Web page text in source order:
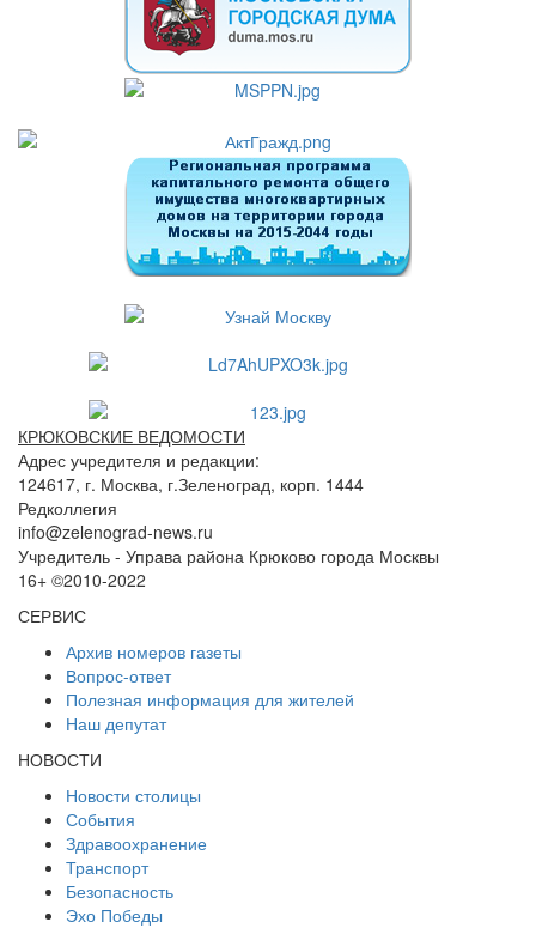
КРЮКОВСКИЕ ВЕДОМОСТИ
Адрес учредителя и редакции:
124617, г. Москва, г.Зеленоград, корп. 1444
Редколлегия
info@zelenograd-news.ru
Учредитель - Управа района Крюково города Москвы
16+ ©2010-2022
СЕРВИС
Архив номеров газеты
Вопрос-ответ
Полезная информация для жителей
Наш депутат
НОВОСТИ
Новости столицы
События
Здравоохранение
Транспорт
Безопасность
Эхо Победы